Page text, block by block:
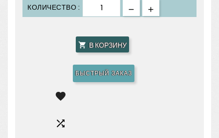
КОЛИЧЕСТВО :
 В КОРЗИНУ
БЫСТРЫЙ ЗАКАЗ

